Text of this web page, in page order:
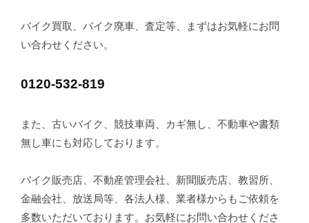
バイク買取、バイク廃車、査定等、まずはお気軽にお問
い合わせください。
0120-532-819
また、古いバイク、競技車両、カギ無し、不動車や書類
無し車にも対応しております。
バイク販売店、不動産管理会社、新聞販売店、教習所、
金融会社、放送局等、各法人様、業者様からもご依頼を
多数いただいております。お気軽にお問い合わせくださ